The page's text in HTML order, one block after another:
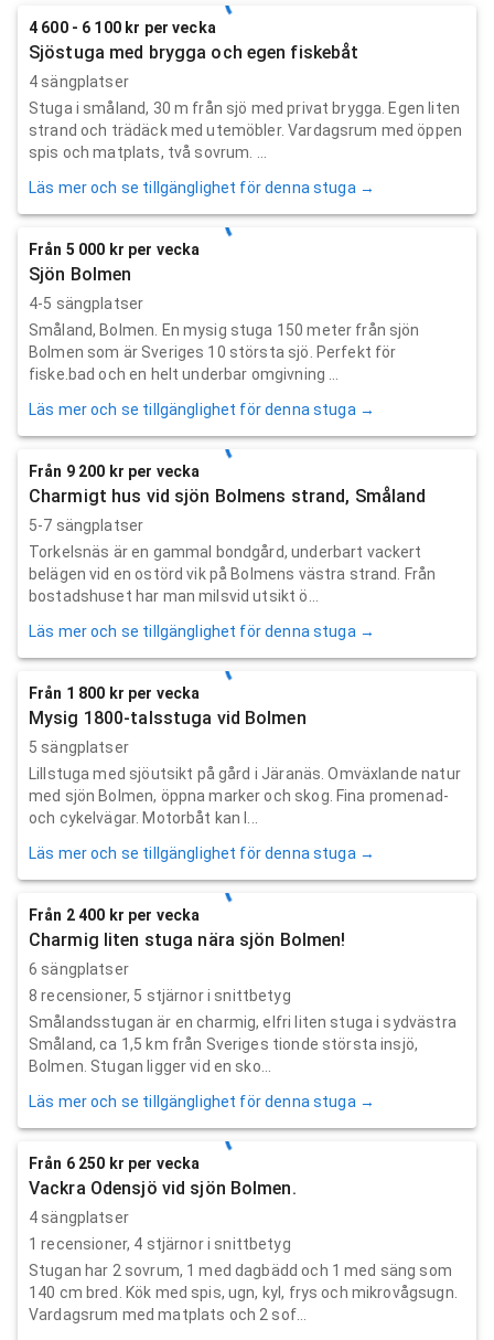
4 600 - 6 100 kr per vecka
Sjöstuga med brygga och egen fiskebåt
4 sängplatser
Stuga i småland, 30 m från sjö med privat brygga. Egen liten
strand och trädäck med utemöbler. Vardagsrum med öppen
spis och matplats, två sovrum. ...
Läs mer och se tillgänglighet för denna stuga →
Från 5 000 kr per vecka
Sjön Bolmen
4-5 sängplatser
Småland, Bolmen. En mysig stuga 150 meter från sjön
Bolmen som är Sveriges 10 största sjö. Perfekt för
fiske.bad och en helt underbar omgivning ...
Läs mer och se tillgänglighet för denna stuga →
Från 9 200 kr per vecka
Charmigt hus vid sjön Bolmens strand, Småland
5-7 sängplatser
Torkelsnäs är en gammal bondgård, underbart vackert
belägen vid en ostörd vik på Bolmens västra strand. Från
bostadshuset har man milsvid utsikt ö...
Läs mer och se tillgänglighet för denna stuga →
Från 1 800 kr per vecka
Mysig 1800-talsstuga vid Bolmen
5 sängplatser
Lillstuga med sjöutsikt på gård i Järanäs. Omväxlande natur
med sjön Bolmen, öppna marker och skog. Fina promenad-
och cykelvägar. Motorbåt kan l...
Läs mer och se tillgänglighet för denna stuga →
Från 2 400 kr per vecka
Charmig liten stuga nära sjön Bolmen!
6 sängplatser
8 recensioner, 5 stjärnor i snittbetyg
Smålandsstugan är en charmig, elfri liten stuga i sydvästra
Småland, ca 1,5 km från Sveriges tionde största insjö,
Bolmen. Stugan ligger vid en sko...
Läs mer och se tillgänglighet för denna stuga →
Från 6 250 kr per vecka
Vackra Odensjö vid sjön Bolmen.
4 sängplatser
1 recensioner, 4 stjärnor i snittbetyg
Stugan har 2 sovrum, 1 med dagbädd och 1 med säng som
140 cm bred. Kök med spis, ugn, kyl, frys och mikrovågsugn.
Vardagsrum med matplats och 2 sof...